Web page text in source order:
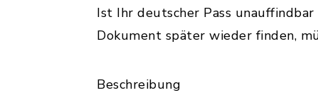
Ist Ihr deutscher Pass
Dokument später wieder finden,
Beschreibung